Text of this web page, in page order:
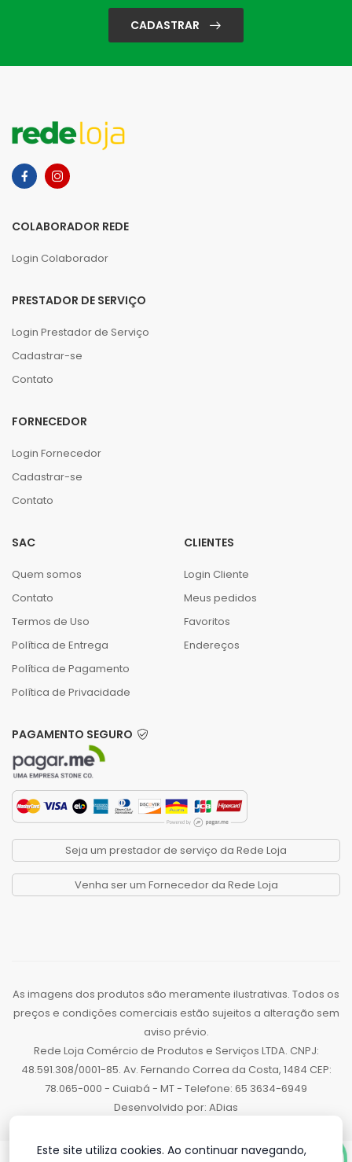
CADASTRAR
COLABORADOR REDE
Login Colaborador
PRESTADOR DE SERVIÇO
Login Prestador de Serviço
Cadastrar-se
Contato
FORNECEDOR
Login Fornecedor
Cadastrar-se
Contato
SAC
Quem somos
Contato
Termos de Uso
Política de Entrega
Política de Pagamento
Política de Privacidade
CLIENTES
Login Cliente
Meus pedidos
Favoritos
Endereços
PAGAMENTO SEGURO
Seja um prestador de serviço da Rede Loja
Venha ser um Fornecedor da Rede Loja
As imagens dos produtos são meramente ilustrativas. Todos os
preços e condições comerciais estão sujeitos a alteração sem
aviso prévio.
Rede Loja Comércio de Produtos e Serviços LTDA. CNPJ:
48.591.308/0001-85. Av. Fernando Correa da Costa, 1484 CEP:
78.065-000 - Cuiabá - MT - Telefone: 65 3634-6949
Desenvolvido por: ADias
Este site utiliza cookies. Ao continuar navegando,